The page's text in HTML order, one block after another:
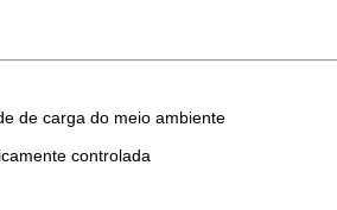
de carga do meio ambiente
controlada